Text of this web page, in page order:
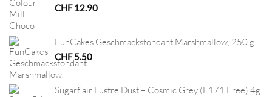
CHF12.90
FunCakes Geschmacksfondant Marshmallow, 250 g
CHF5.50
Sugarflair Lustre Dust – Cosmic Grey (E171 Free) 4g